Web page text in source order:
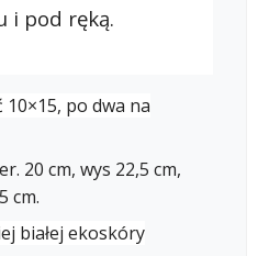
i pod ręką.
10×15, po dwa na
20 cm, wys 22,5 cm,
cm.
białej ekoskóry